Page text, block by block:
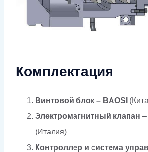
Комплектация
Винтовой блок – BAOSI
Электромагнитный клапан –
(Италия)
Контроллер и система